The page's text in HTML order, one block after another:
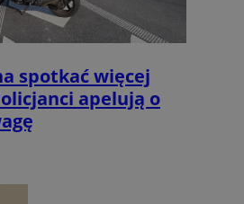
spotkać więcej
apelują o